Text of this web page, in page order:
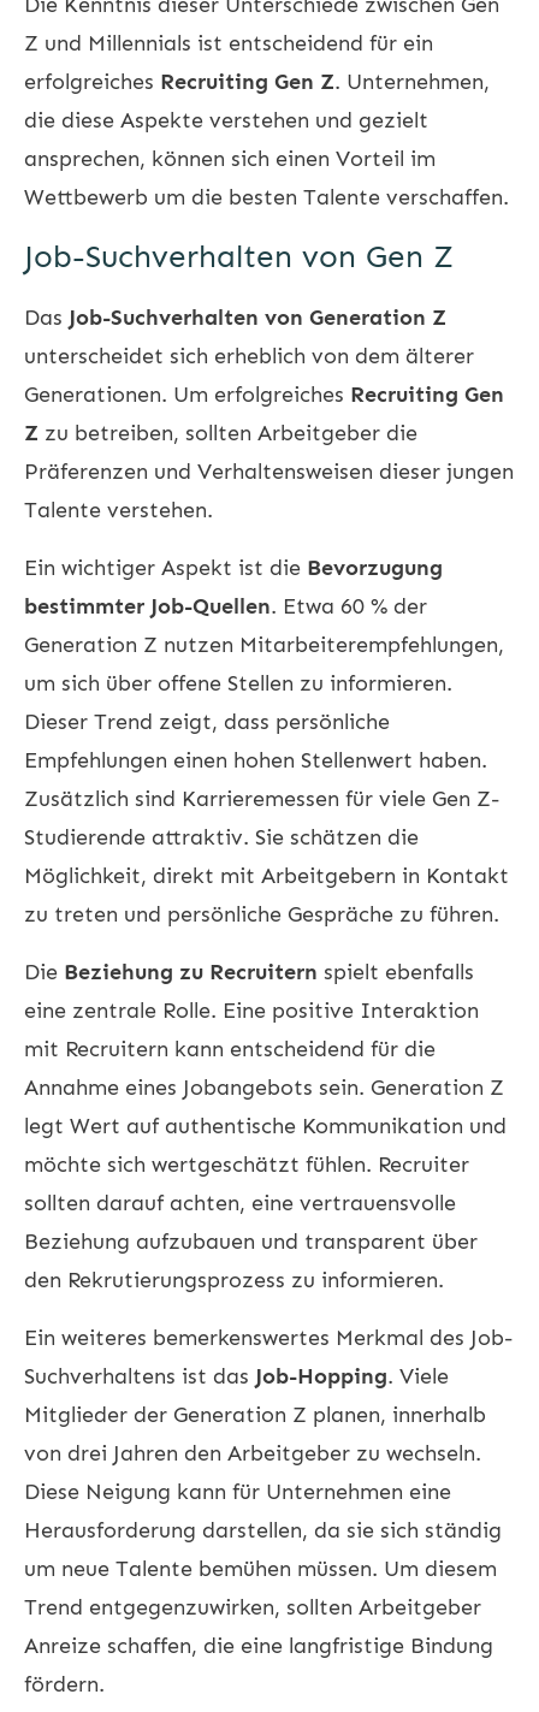
Z und Millennials ist entscheidend für ein
erfolgreiches Recruiting Gen Z. Unternehmen,
die diese Aspekte verstehen und gezielt
ansprechen, können sich einen Vorteil im
Wettbewerb um die besten Talente verschaffen.
Job-Suchverhalten von Gen Z
Das Job-Suchverhalten von Generation Z
unterscheidet sich erheblich von dem älterer
Generationen. Um erfolgreiches Recruiting Gen
Z zu betreiben, sollten Arbeitgeber die
Präferenzen und Verhaltensweisen dieser jungen
Talente verstehen.
Ein wichtiger Aspekt ist die Bevorzugung
bestimmter Job-Quellen. Etwa 60 % der
Generation Z nutzen Mitarbeiterempfehlungen,
um sich über offene Stellen zu informieren.
Dieser Trend zeigt, dass persönliche
Empfehlungen einen hohen Stellenwert haben.
Zusätzlich sind Karrieremessen für viele Gen Z-
Studierende attraktiv. Sie schätzen die
Möglichkeit, direkt mit Arbeitgebern in Kontakt
zu treten und persönliche Gespräche zu führen.
Die Beziehung zu Recruitern spielt ebenfalls
eine zentrale Rolle. Eine positive Interaktion
mit Recruitern kann entscheidend für die
Annahme eines Jobangebots sein. Generation Z
legt Wert auf authentische Kommunikation und
möchte sich wertgeschätzt fühlen. Recruiter
sollten darauf achten, eine vertrauensvolle
Beziehung aufzubauen und transparent über
den Rekrutierungsprozess zu informieren.
Ein weiteres bemerkenswertes Merkmal des Job-
Suchverhaltens ist das Job-Hopping. Viele
Mitglieder der Generation Z planen, innerhalb
von drei Jahren den Arbeitgeber zu wechseln.
Diese Neigung kann für Unternehmen eine
Herausforderung darstellen, da sie sich ständig
um neue Talente bemühen müssen. Um diesem
Trend entgegenzuwirken, sollten Arbeitgeber
Anreize schaffen, die eine langfristige Bindung
fördern.